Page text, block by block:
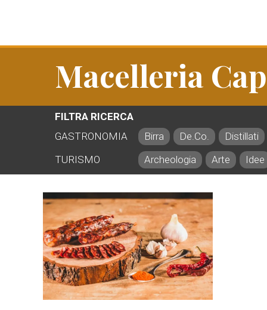
Macelleria
FILTRA RICERCA
GASTRONOMIA
Birra De.Co.
Distillati
TURISMO
Archeologia Arte Idee